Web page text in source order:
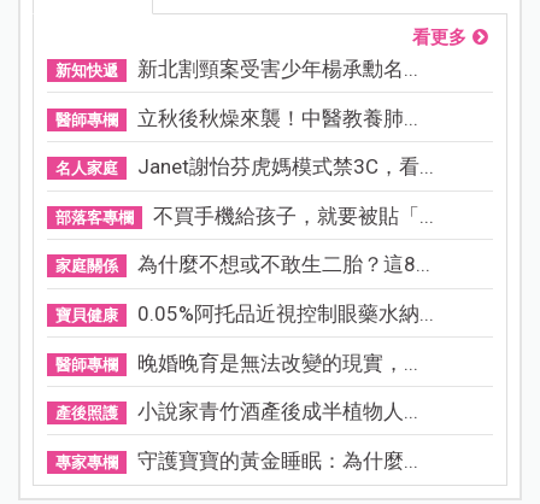
看更多
新知快遞 新北割頸案受害少年楊承勳名...
醫師專欄 立秋後秋燥來襲！中醫教養肺...
名人家庭 Janet謝怡芬虎媽模式禁3C，看...
部落客專欄 不買手機給孩子，就要被貼「...
家庭關係 為什麼不想或不敢生二胎？這8...
寶貝健康 0.05%阿托品近視控制眼藥水納...
醫師專欄 晚婚晚育是無法改變的現實，...
產後照護 小說家青竹酒產後成半植物人...
專家專欄 守護寶寶的黃金睡眠：為什麼...